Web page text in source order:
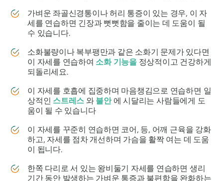
가벼운 좌골신경통이나 허리 통증이 있는 경우, 이 자
세를 연습하면 긴장과 뻣뻣함을 줄이는 데 도움이 될
수 있습니다.
소화불량이나 복부팽만과 같은 소화기 문제가 있다면
이 자세를 연습하여 소화 기능을정상적이고 건강하게
되돌리세요.
이 자세를 호흡에 집중하며 마음챙김으로 연습하면 일
상적인 스트레스 와 불안에 시달리는 사람들에게 도
움이 될 수 있습니다
이 자세를 꾸준히 연습하면 코어, 등, 어깨 근육을 강화
하고, 자세를 점차 개선하며 가슴을 활짝 여는 데 도움
이 됩니다.
한쪽 다리로 서 있는 왕비둘기 자세를 연습하면 생리
기간 동안 발생하는 가벼운 통증과 불편함을 완화하는